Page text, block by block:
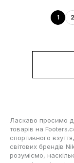
1 2
Ласкаво просимо
товарів на
спортивного
світових брендів
розуміємо,